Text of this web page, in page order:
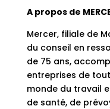
A propos de
Mercer, filiale de
du conseil en
de 75 ans,
entreprises de
monde du travail
de santé, de